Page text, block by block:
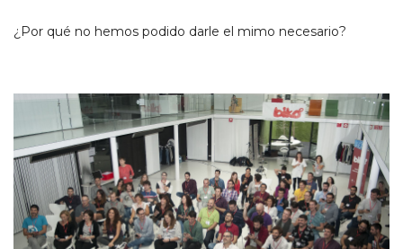
¿Por qué no hemos podido darle el mimo necesario?